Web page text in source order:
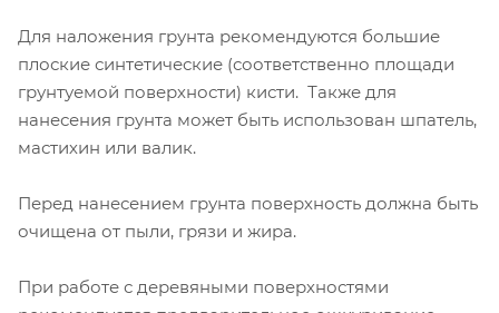
Для наложения грунта рекомендуются большие
плоские синтетические (соответственно площади
грунтуемой поверхности) кисти. Также для
нанесения грунта может быть использован шпатель,
мастихин или валик.
Перед нанесением грунта поверхность должна быть
очищена от пыли, грязи и жира.
При работе с деревяными поверхностями